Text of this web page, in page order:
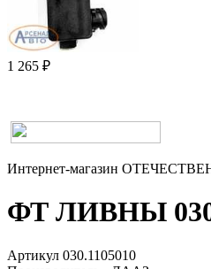
1 265 ₽
Интернет-магазин
ФТ ЛИВНЫ
Артикул 030.1105010